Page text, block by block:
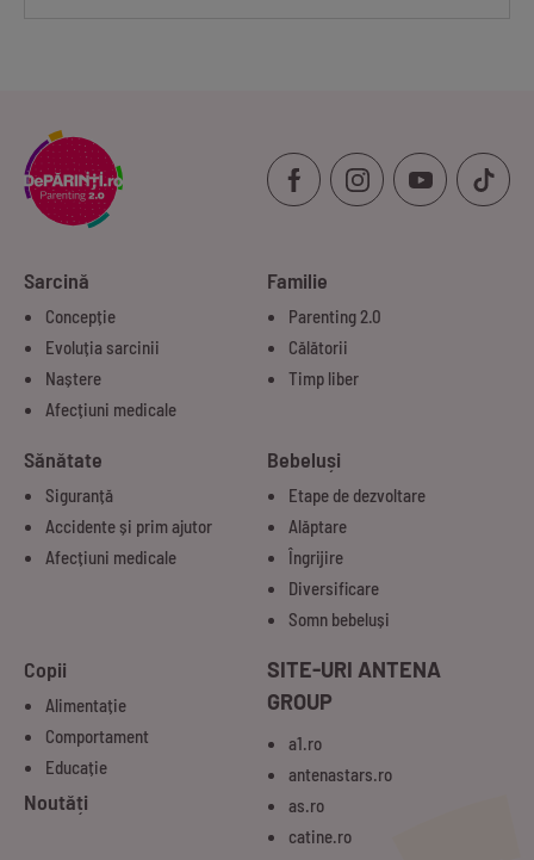
Sarcină
Concepție
Evoluția sarcinii
Naștere
Afecțiuni medicale
Familie
Parenting 2.0
Călătorii
Timp liber
Sănătate
Siguranță
Accidente și prim ajutor
Afecțiuni medicale
Bebeluși
Etape de dezvoltare
Alăptare
Îngrijire
Diversificare
Somn bebeluși
Copii
Alimentație
Comportament
Educație
Noutăți
SITE-URI ANTENA
GROUP
a1.ro
antenastars.ro
as.ro
catine.ro